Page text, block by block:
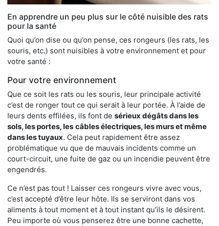
En apprendre un peu plus sur le côté nuisible des rats
pour la santé
Quoi qu’on dise ou qu’on pense, ces rongeurs (les rats, les
souris, etc.) sont nuisibles à votre environnement et pour
votre santé :
Pour votre environnement
Que ce soit les rats ou les souris, leur principale activité
c’est de ronger tout ce qui serait à leur portée. À l’aide de
leurs dents effilées, ils font de sérieux dégâts dans les
sols, les portes, les câbles électriques, les murs et même
dans les tuyaux. Cela peut rapidement être assez
problématique vu que de mauvais incidents comme un
court-circuit, une fuite de gaz ou un incendie peuvent être
engendrés.
Ce n’est pas tout ! Laisser ces rongeurs vivre avec vous,
c’est accepté d’être leur hôte. Ils se serviront dans vos
aliments à tout moment et à tout instant qu’ils le désirent.
Peu importe où vous penserez être une bonne cachette,